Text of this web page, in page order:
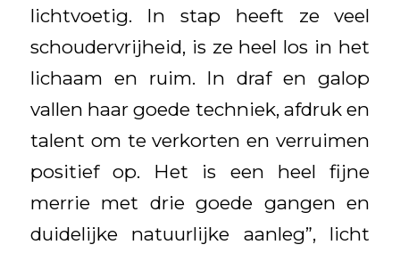
lichtvoetig. In stap heeft ze veel
schoudervrijheid, is ze heel los in het
lichaam en ruim. In draf en galop
vallen haar goede techniek, afdruk en
talent om te verkorten en verruimen
positief op. Het is een heel fijne
merrie met drie goede gangen en
duidelijke natuurlijke aanleg”, licht